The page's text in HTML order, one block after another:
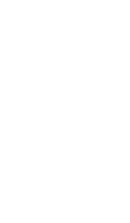
Holguin (mesto)
2 samostatné postele